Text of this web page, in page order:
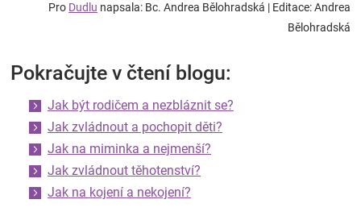
Pro Dudlu napsala: Bc. Andrea Bělohradská | Editace: Andrea
Bělohradská
Pokračujte v čtení blogu:
Jak být rodičem a nezbláznit se?
Jak zvládnout a pochopit děti?
Jak na miminka a nejmenší?
Jak zvládnout těhotenství?
Jak na kojení a nekojení?